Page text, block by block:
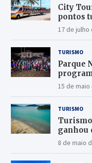
City
pontos
17 de julho
TURISMO
Parque
15 de maio
TURISMO
ganhou
Latin
8 de maio